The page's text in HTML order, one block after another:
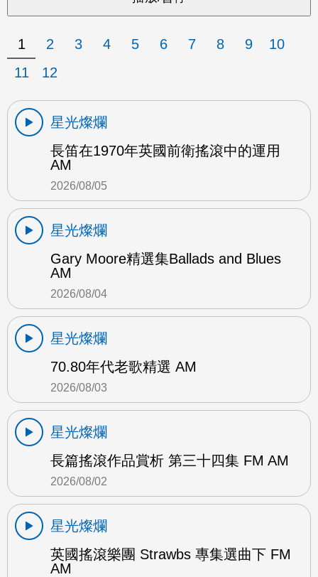
1 2 3 4 5 6 7 8 9
10
11
12
星光燦爛
長笛在1970年英國前衛搖滾中的運用
AM
2026/08/05
星光燦爛
Gary Moore精選集Ballads and Blues
AM
2026/08/04
星光燦爛
70.80年代老歌精選 AM
2026/08/03
星光燦爛
長篇搖滾作品賞析 第三十四集 FM AM
2026/08/02
星光燦爛
英國搖滾樂團 Strawbs 專集選曲下 FM
AM